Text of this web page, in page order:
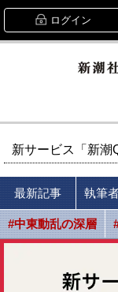
ログイン
新サービス「新潮
最新記事 執筆
#中東動乱の深層